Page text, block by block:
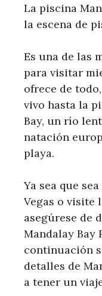
La piscina
la escena de
Es una de las
para visitar
ofrece de
vivo hasta la
Bay, un río
natación
playa.
Ya sea que
Vegas o visite
asegúrese de
Mandalay Bay
continuación
detalles de
a tener un